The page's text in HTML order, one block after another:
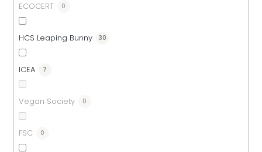
ECOCERT 0
HCS Leaping Bunny 30
ICEA 7
Vegan Society 0
FSC 0